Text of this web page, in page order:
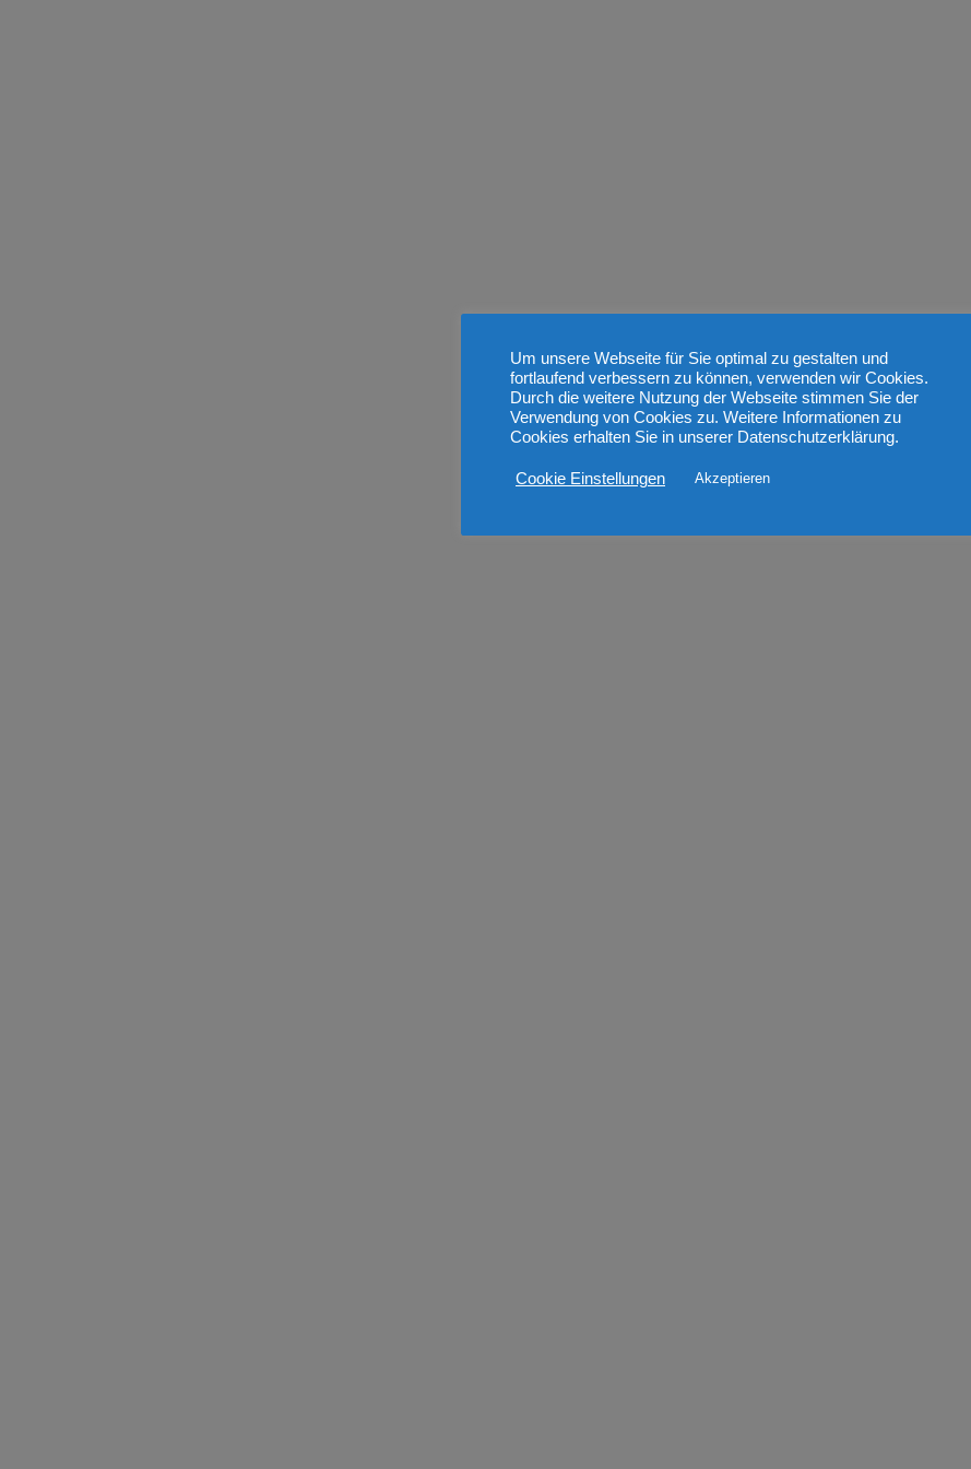
Um unsere Webseite für Sie optimal zu gestalten und
fortlaufend verbessern zu können, verwenden wir Cookies.
Durch die weitere Nutzung der Webseite stimmen Sie der
Verwendung von Cookies zu. Weitere Informationen zu
Cookies erhalten Sie in unserer Datenschutzerklärung.
Cookie Einstellungen Akzeptieren